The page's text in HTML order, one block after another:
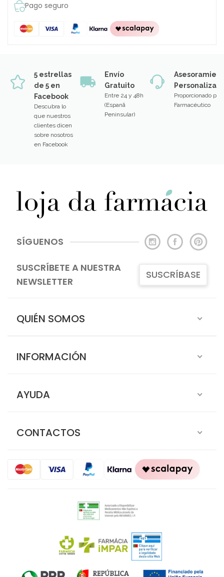
Pago seguro
5 estrellas
de 5 en
Facebook
Descubra lo
que nuestros
clientes dicen
sobre nosotros
en Facebook
Envío
Gratuito
Entre 24 y 48h
(Espanã
Peninsular)
Proporcionado por
Farmacéutico
SÍGUENOS
SUSCRÍBETE A NUESTRA
NEWSLETTER
SUSCRÍBASE
QUIÉN SOMOS
INFORMACIÓN
AYUDA
CONTACTOS